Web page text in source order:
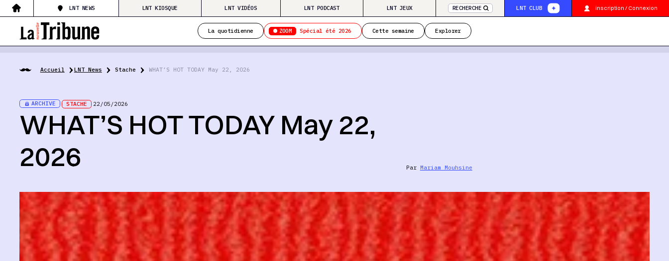
LNT NEWS LNT KIOSQUE LNT VIDÉOS LNT PODCAST LNT JEUX RECHERCHE LNT CLUB inscription / Connexion
La quotidienne ZOOM Spécial été 2026 Cette semaine Explorer
Accueil LNT News Stache WHAT’S HOT TODAY May 22, 2026
ARCHIVE STACHE 22/05/2026
WHAT’S HOT TODAY May 22,
2026
Par Mariam Mouhsine